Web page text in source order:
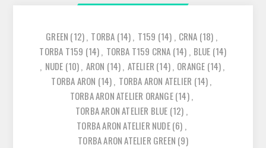
GREEN (12), TORBA (14), T159 (14) , CRNA (18) ,
TORBA T159 (14), TORBA T159 CRNA (14) , BLUE (14)
, NUDE (10), ARON (14), ATELIER (14), ORANGE (14),
TORBA ARON (14), TORBA ARON ATELIER (14),
TORBA ARON ATELIER ORANGE(14),
TORBA ARON ATELIER BLUE (12) ,
TORBA ARON ATELIER NUDE(6) ,
TORBA ARON ATELIER GREEN (9)